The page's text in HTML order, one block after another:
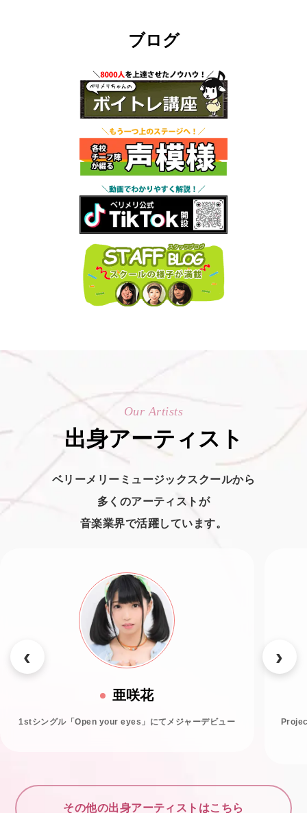
ブログ
Our Artists
出身アーティスト
ベリーメリーミュージックスクールから
多くのアーティストが
音楽業界で活躍しています。
亜咲花
1stシングル「Open your eyes」にてメジャーデビュー
その他の出身アーティストはこちら